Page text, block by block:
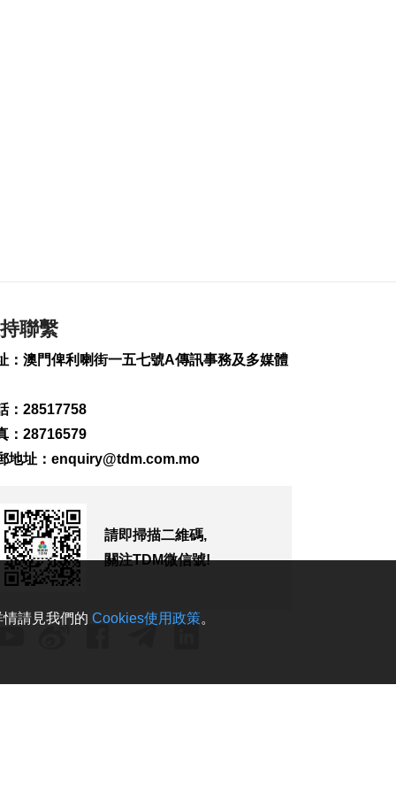
匹克球體驗冀推體育
美財長稱霍爾木茲海
258
0
696
富文旅體驗
聯繫
：澳門俾利喇街一五七號A傳訊事務及多媒體
：28517758
：28716579
地址： enquiry@tdm.com.mo
請即掃描二維碼,
關注TDM微信號!
請見我們的 Cookies使用政策。